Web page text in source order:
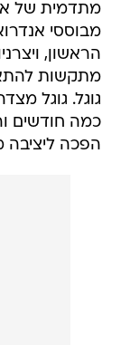
מתדמית של
מבוססי
הראשון,
מתקשות
גוגל. גוגל
כמה חודשים
הפכה ליציבה